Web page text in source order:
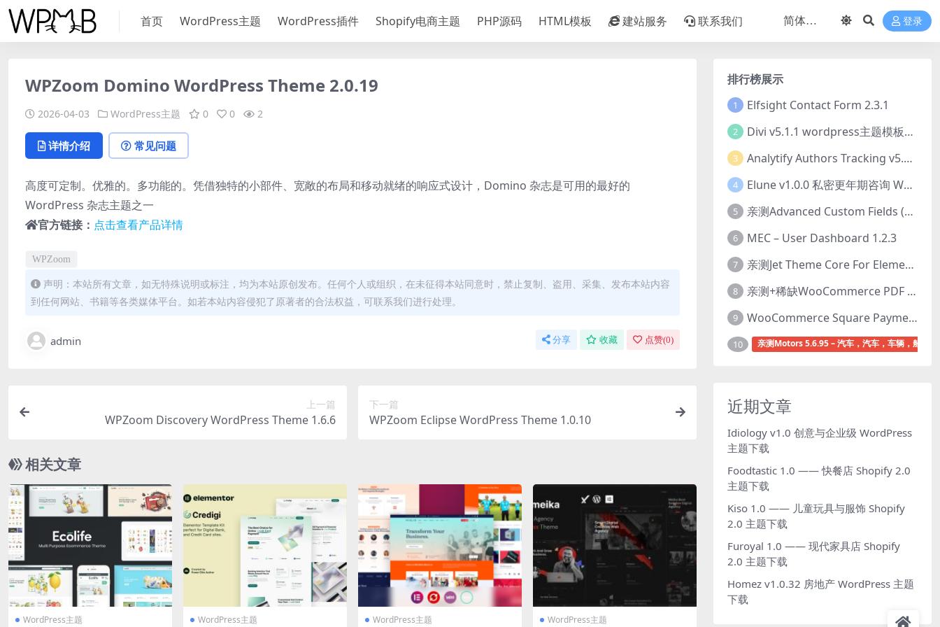
首页 WordPress主题 WordPress插件 Shopify电商主题 PHP源码 HTML模板 建站服务 联系我们 登录
WPZoom Domino WordPress Theme 2.0.19
2026-04-03 WordPress主题 0 0 2
详情介绍 常见问题
高度可定制。优雅的。多功能的。凭借独特的小部件、宽敞的布局和移动就绪的响应式设计，Domino 杂志是可用的最好的
WordPress 杂志主题之一
官方链接： 点击查看产品详情
WPZoom
声明：本站所有文章，如无特殊说明或标注，均为本站原创发布。任何个人或组织，在未征得本站同意时，禁止复制、盗用、采集、发布本站内容
到任何网站、书籍等各类媒体平台。如若本站内容侵犯了原著者的合法权益，可联系我们进行处理。
admin 分享 收藏 点赞(0)
上一篇
WPZoom Discovery WordPress Theme 1.6.6
下一篇
WPZoom Eclipse WordPress Theme 1.0.10
相关文章
WordPress主题 WordPress主题 WordPress主题 WordPress主题
排行榜展示
1 Elfsight Contact Form 2.3.1
2 Divi v5.1.1 wordpress主题模板打包下载（Theme + Builder+ Extra Theme + Templates + Layouts + PSD）
3 Analytify Authors Tracking v5.0.0 插件破解版下载
4 Elune v1.0.0 私密更年期咨询 WordPress 主题下载
5 亲测Advanced Custom Fields (ACF) Pro v6.8.0.1 + Advanced Custom Fields: Extended PRO v0.9.2.3 | 网站开发自定义字段插件下载
6 MEC – User Dashboard 1.2.3
7 亲测Jet Theme Core For Elementor 2.3.1.2 插件下载
8 亲测+稀缺WooCommerce PDF Invoices & Packing Slips Professional v2.20.0 + Templates v2.25.1 [by WpOverNight] WooCommerce PDF 发票和装箱单插件下载
9 WooCommerce Square Payment Gateway v5.3.2 Square账户集成插件下载
10 亲测Motors 5.6.95 – 汽车，汽车，车辆，船舶
近期文章
Idiology v1.0 创意与企业级 WordPress
主题下载
Foodtastic 1.0 —— 快餐店 Shopify 2.0
主题下载
Kiso 1.0 —— 儿童玩具与服饰 Shopify
2.0 主题下载
Furoyal 1.0 —— 现代家具店 Shopify
2.0 主题下载
Homez v1.0.32 房地产 WordPress 主题
下载